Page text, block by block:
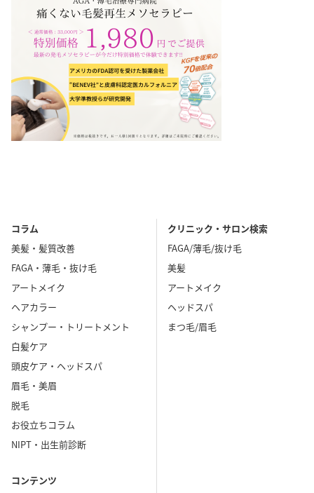
コラム
美髪・髪質改善
FAGA・薄毛・抜け毛
アートメイク
ヘアカラー
シャンプー・トリートメント
白髪ケア
頭皮ケア・ヘッドスパ
眉毛・美眉
脱毛
お役立ちコラム
NIPT・出生前診断
コンテンツ
クリニック・サロン検索
FAGA/薄毛/抜け毛
美髪
アートメイク
ヘッドスパ
まつ毛/眉毛